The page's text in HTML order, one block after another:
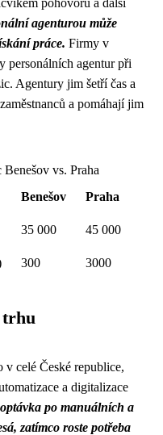
pohovoru a další
agenturou může
práce. Firmy v
personálních agentur při
Agentury jim šetří čas a
a pomáhají jim
vs. Praha
Benešov Praha
35 000 45 000
300 3000
trhu
v celé České republice,
a digitalizace
po manuálních a
zatímco roste potřeba